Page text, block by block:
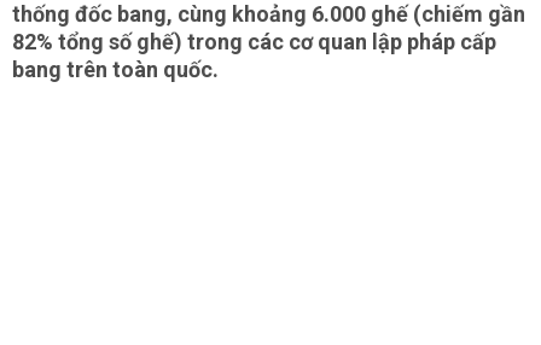
thống đốc bang, cùng khoảng 6.000 ghế (chiếm gần
82% tổng số ghế) trong các cơ quan lập pháp cấp
bang trên toàn quốc.